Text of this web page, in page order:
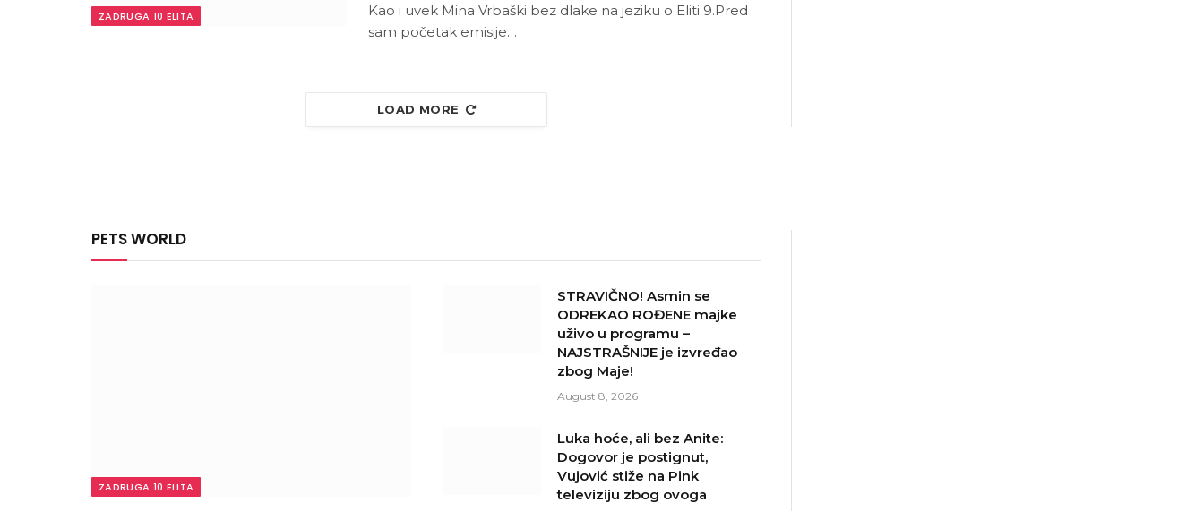
ZADRUGA 10 ELITA
Kao i uvek Mina Vrbaški bez dlake na jeziku o Eliti 9.Pred
sam početak emisije…
LOAD MORE
PETS WORLD
ZADRUGA 10 ELITA
STRAVIČNO! Asmin se
ODREKAO ROĐENE majke
uživo u programu –
NAJSTRAŠNIJE je izvređao
zbog Maje!
August 8, 2026
Luka hoće, ali bez Anite:
Dogovor je postignut,
Vujović stiže na Pink
televiziju zbog ovoga